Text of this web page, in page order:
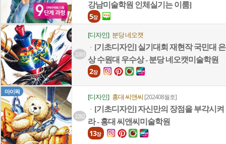
강남미술학원 인체실기는 이룸]
5장
2283
[디자인] 분당 네오캣
ㆍ [기초디자인] 실기대회 재현작 국민대 은
상 수원대 우수상 - 분당 네오캣미술학원
2장
마이픽
2282
[디자인] 홍대 씨앤씨 [202408월호]
ㆍ [기초디자인] 자신만의 장점을 부각시켜
라 - 홍대 씨앤씨미술학원
13장